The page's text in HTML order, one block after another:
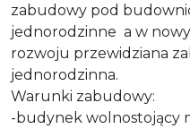
zabudowy pod
jednorodzinne a w
rozwoju przewidziana
jednorodzinna.
Warunki zabudowy:
-budynek wolnostojący